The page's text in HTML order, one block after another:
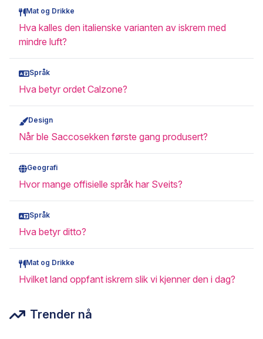
Mat og Drikke
Hva kalles den italienske varianten av iskrem med
mindre luft?
Språk
Hva betyr ordet Calzone?
Design
Når ble Saccosekken første gang produsert?
Geografi
Hvor mange offisielle språk har Sveits?
Språk
Hva betyr ditto?
Mat og Drikke
Hvilket land oppfant iskrem slik vi kjenner den i dag?
Trender nå